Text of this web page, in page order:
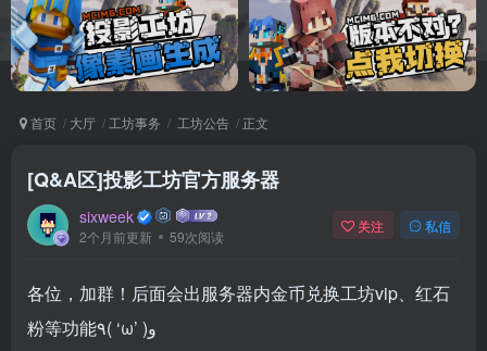
首页 大厅 工坊事务 工坊公告 正文
[Q&A区]投影工坊官方服务器
sixweek
2个月前更新 59次阅读
关注 私信
各位，加群！后面会出服务器内金币兑换工坊vip、红石